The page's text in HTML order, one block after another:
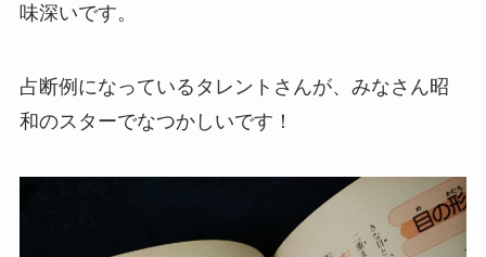
味深いです。
占断例になっているタレントさんが、みなさん昭
和のスターでなつかしいです！